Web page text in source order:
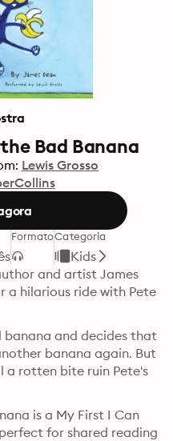
Bad Banana
Lewis Grosso
FormatoCategoria
Kids
and artist James
a hilarious ride with Pete
and decides that
banana again. But
a rotten bite ruin Pete's
is a My First I Can
for shared reading